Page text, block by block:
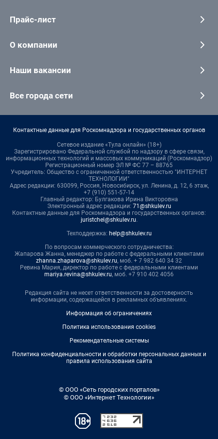
Прайс-лист
О компании
Наши вакансии
Все города сети
Контактные данные для Роскомнадзора и государственных органов
Сетевое издание «Тула онлайн» (18+)
Зарегистрировано Федеральной службой по надзору в сфере связи,
информационных технологий и массовых коммуникаций (Роскомнадзор)
Регистрационный номер ЭЛ № ФС 77 – 88765
Учредитель: Общество с ограниченной ответственностью "ИНТЕРНЕТ
ТЕХНОЛОГИИ"
Адрес редакции: 630099, Россия, Новосибирск, ул. Ленина, д. 12, 6 этаж,
+7 (910) 551-57-14
Главный редактор: Булгакова Ирина Викторовна
Электронный адрес редакции: 71@shkulev.ru
Контактные данные для Роскомнадзора и государственных органов:
juristchel@shkulev.ru.
Техподдержка: help@shkulev.ru
По вопросам коммерческого сотрудничества:
Жапарова Жанна, менеджер по работе с федеральными клиентами
zhanna.zhaparova@shkulev.ru, моб. + 7 982 640 34 32
Ревина Мария, директор по работе с федеральными клиентами
mariya.revina@shkulev.ru, моб. +7 910 402 4056
Редакция сайта не несет ответственности за достоверность
информации, содержащейся в рекламных объявлениях.
Информация об ограничениях
Политика использования cookies
Рекомендательные системы
Политика конфиденциальности и обработки персональных данных и
правила использования сайта
© ООО «Сеть городских порталов»
© ООО «Интернет Технологии»